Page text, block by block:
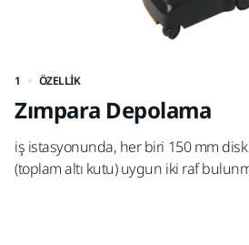
1 ÖZELLIK
Zımpara Depolama
iş istasyonunda, her biri 150 mm
(toplam altı kutu) uygun iki raf